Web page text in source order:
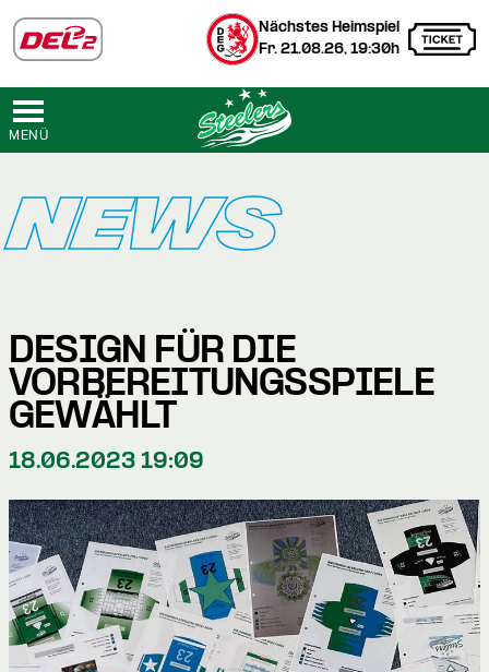
Nächstes Heimspiel
Fr. 21.08.26, 19:30h
MENÜ
NEWS
DESIGN FÜR DIE
VORBEREITUNGSSPIELE
GEWÄHLT
18.06.2023 19:09